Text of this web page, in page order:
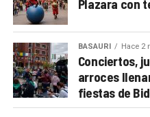
Plazara con
BASAURI Hace 2
Conciertos,
arroces
fiestas de